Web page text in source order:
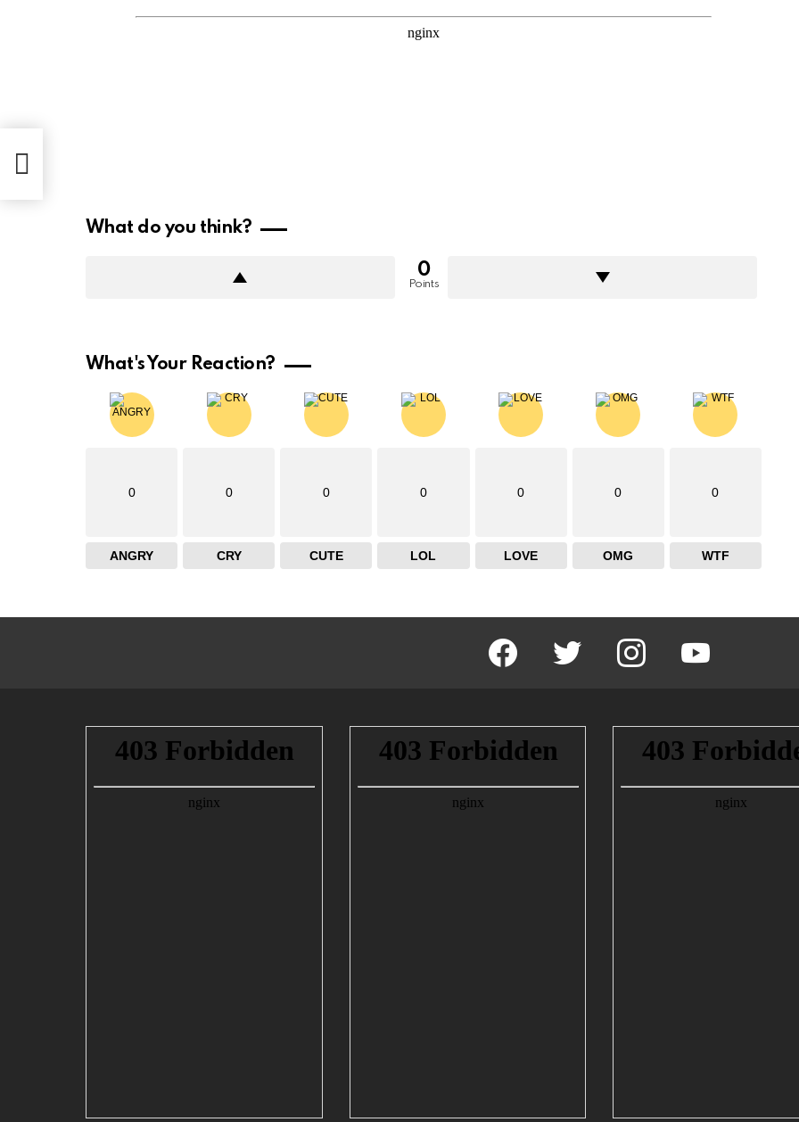
What do you think?
0
Points
What's Your Reaction?
0
ANGRY
0
CRY
0
CUTE
0
LOL
0
LOVE
0
OMG
0
WTF
facebook twitter instagram youtube